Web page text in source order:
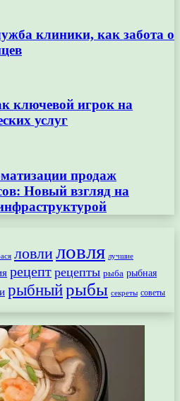
клиники, как забота о
ключевой игрок на
услуг
продаж
Новый взгляд на
ловлиловля лучшие
рецепт рецепты рыба рыбная
рыбныйрыбы секреты советы